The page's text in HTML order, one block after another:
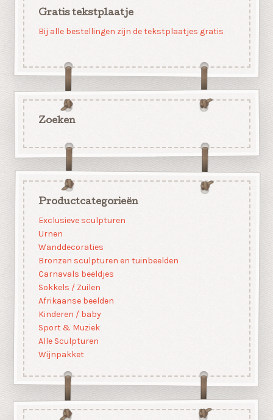
Gratis tekstplaatje
Bij alle bestellingen zijn de tekstplaatjes gratis
Zoeken
Productcategorieën
Exclusieve sculpturen
Urnen
Wanddecoraties
Bronzen sculpturen en tuinbeelden
Carnavals beeldjes
Sokkels / Zuilen
Afrikaanse beelden
Kinderen / baby
Sport & Muziek
Alle Sculpturen
Wijnpakket